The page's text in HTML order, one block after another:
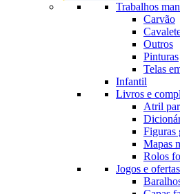
Trabalhos
Carvão
Outros
Pinturas
Telas
Infantil
Livros e
Atril
Figuras
Mapas
Rolos
Jogos e ofertas